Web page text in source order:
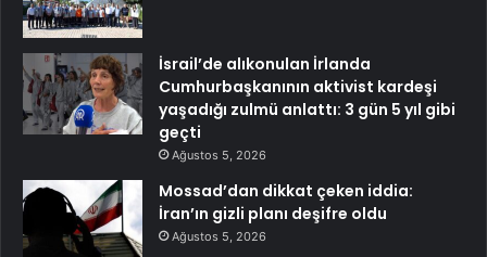
İsrail’de alıkonulan İrlanda
Cumhurbaşkanının aktivist kardeşi
yaşadığı zulmü anlattı: 3 gün 5 yıl gibi
geçti
Ağustos 5, 2026
Mossad’dan dikkat çeken iddia:
İran’ın gizli planı deşifre oldu
Ağustos 5, 2026